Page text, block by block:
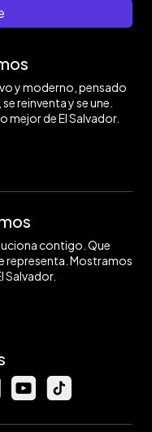
y moderno, pensado
reinventa y se une.
mejor de El Salvador.
contigo. Que
representa. Mostramos
Salvador.